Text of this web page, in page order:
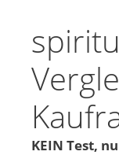
KEIN Test,